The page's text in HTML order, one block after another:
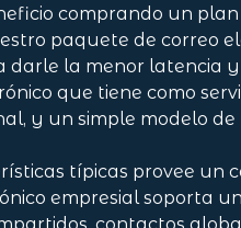
comprando un
paquete de correo
darle la menor latencia
que tiene como
y un simple modelo
típicas provee un
empresial soporta